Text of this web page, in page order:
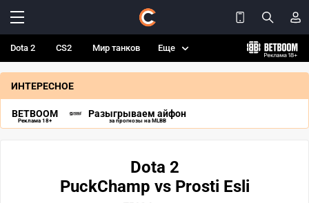
Dota 2 CS2 Мир танков Еще
ИНТЕРЕСНОЕ
BETBOOM
Реклама 18+
Разыгрываем айфон
за прогнозы на MLBB
Dota 2
PuckChamp vs Prosti Esli